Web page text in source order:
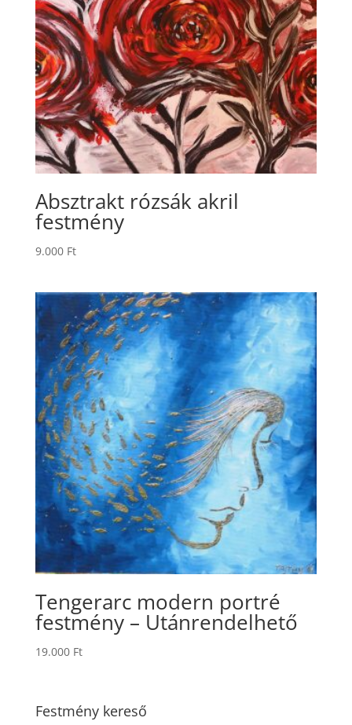
Absztrakt rózsák akril
festmény
9.000 Ft
Tengerarc modern portré
festmény – Utánrendelhető
19.000 Ft
Festmény kereső